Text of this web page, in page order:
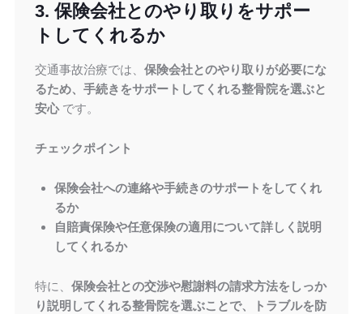
3. 保険会社とのやり取りをサポー
トしてくれるか
交通事故治療では、 保険会社とのやり取りが必要にな
るため、手続きをサポートしてくれる整骨院を選ぶと
安心です。
チェックポイント
保険会社への連絡や手続きのサポートをしてくれ
るか
自賠責保険や任意保険の適用について詳しく説明
してくれるか
特に、 保険会社との交渉や慰謝料の請求方法をしっか
り説明してくれる整骨院を選ぶことで、トラブルを防